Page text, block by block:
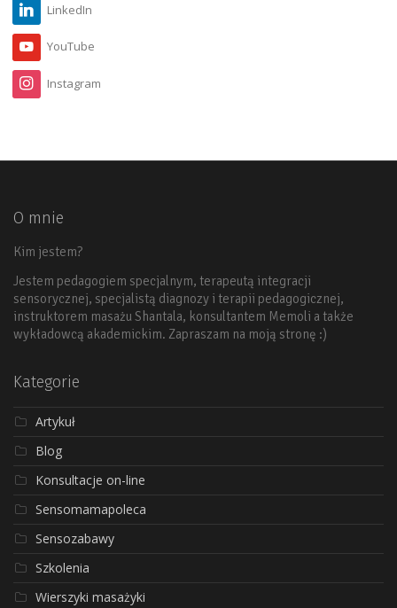
LinkedIn
YouTube
Instagram
O mnie
Kim jestem?
Jestem pedagogiem specjalnym, terapeutą integracji
sensorycznej, specjalistą diagnozy i terapii pedagogicznej,
instruktorem masażu Shantala, konsultantem Memoli a także
wykładowcą akademickim. Zapraszam na moją stronę :)
Kategorie
Artykuł
Blog
Konsultacje on-line
Sensomamapoleca
Sensozabawy
Szkolenia
Wierszyki masażyki